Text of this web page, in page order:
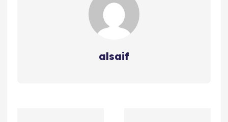
alsaif